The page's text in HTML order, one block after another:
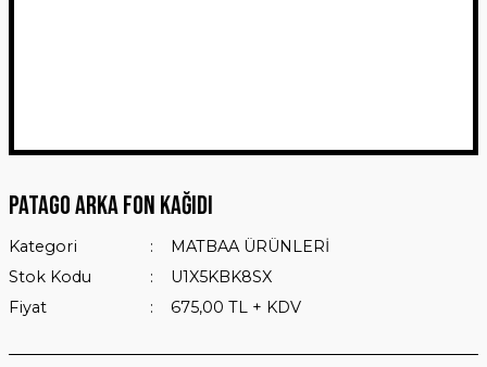
Patago Arka Fon Kağıdı
Kategori
MATBAA ÜRÜNLERİ
Stok Kodu
U1X5KBK8SX
Fiyat
675,00 TL + KDV